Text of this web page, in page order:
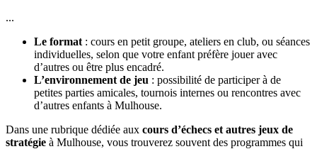
...
Le format : cours en petit groupe, ateliers en club, ou séances
individuelles, selon que votre enfant préfère jouer avec
d’autres ou être plus encadré.
L’environnement de jeu : possibilité de participer à de
petites parties amicales, tournois internes ou rencontres avec
d’autres enfants à Mulhouse.
Dans une rubrique dédiée aux cours d’échecs et autres jeux de
stratégie à Mulhouse, vous trouverez souvent des programmes qui